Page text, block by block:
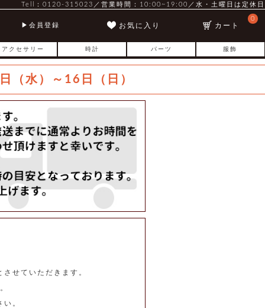
Tell：0120-315023／営業時間：10:00~19:00／水・土曜日は定休日
会員登録 お気に入り
0
カート
アクセサリー 時計 パーツ 服飾
（水）～16日（日）
せていただきます。
。